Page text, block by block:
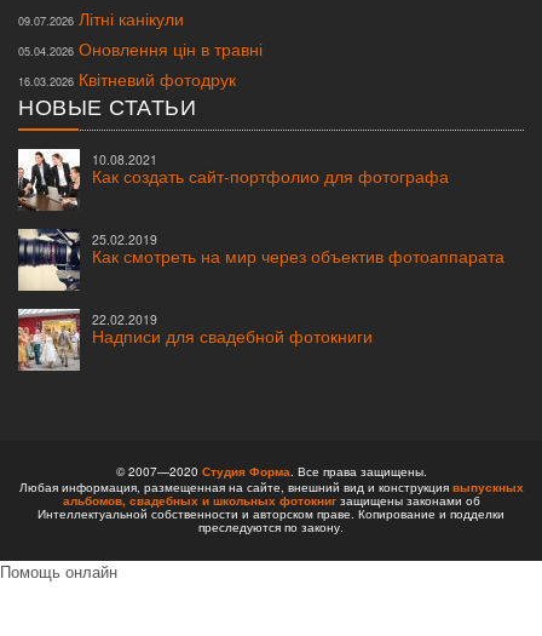
09.07.2026 Літні канікули
05.04.2026 Оновлення цін в травні
16.03.2026 Квітневий фотодрук
НОВЫЕ СТАТЬИ
10.08.2021
Как создать сайт-портфолио для фотографа
25.02.2019
Как смотреть на мир через объектив фотоаппарата
22.02.2019
Надписи для свадебной фотокниги
© 2007—2020 Студия Форма . Все права защищены.
Любая информация, размещенная на сайте, внешний вид и конструкция выпускных
альбомов, свадебных и школьных фотокнигзащищены законами об
Интеллектуальной собственности и авторском праве. Копирование и подделки
преследуются по закону.
Помощь онлайн